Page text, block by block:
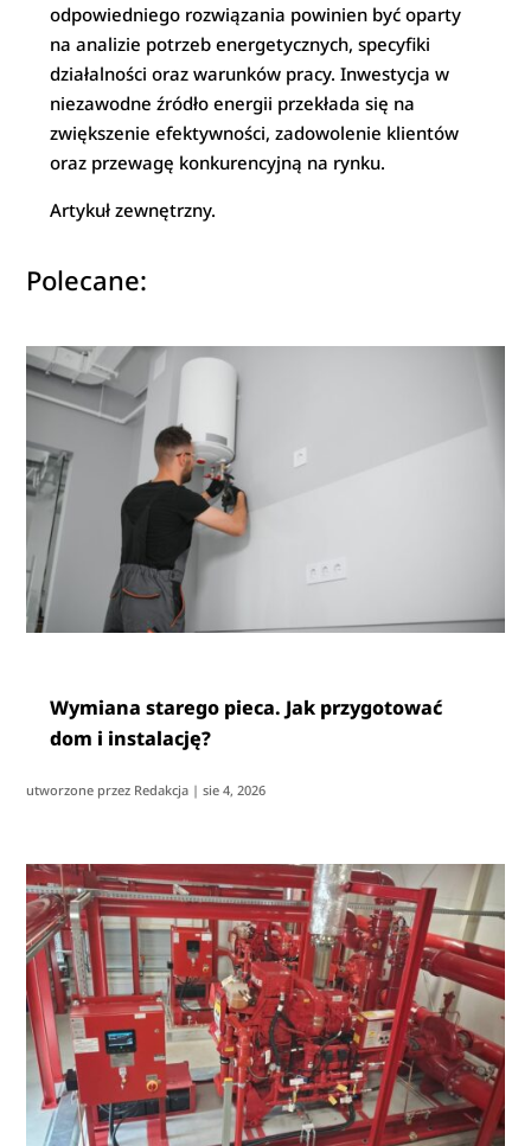
odpowiedniego rozwiązania powinien być oparty
na analizie potrzeb energetycznych, specyfiki
działalności oraz warunków pracy. Inwestycja w
niezawodne źródło energii przekłada się na
zwiększenie efektywności, zadowolenie klientów
oraz przewagę konkurencyjną na rynku.
Artykuł zewnętrzny.
Polecane:
Wymiana starego pieca. Jak przygotować
dom i instalację?
utworzone przez Redakcja |sie 4, 2026